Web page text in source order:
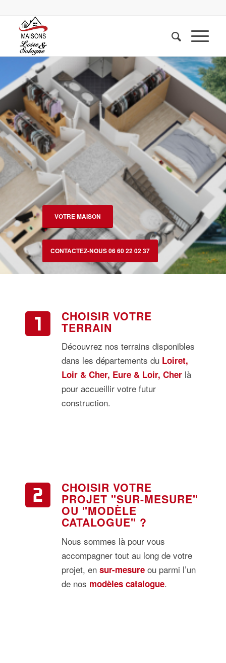
VOTRE MAISON
CONTACTEZ-NOUS 06 60 22 02 37
CHOISIR VOTRE
TERRAIN
Découvrez nos terrains disponibles
dans les départements du Loiret,
Loir & Cher, Eure & Loir, Cher là
pour accueillir votre futur
construction.
CHOISIR VOTRE
PROJET "SUR-MESURE"
OU "MODÈLE
CATALOGUE" ?
Nous sommes là pour vous
accompagner tout au long de votre
projet, en sur-mesure ou parmi l’un
de nos modèles catalogue.